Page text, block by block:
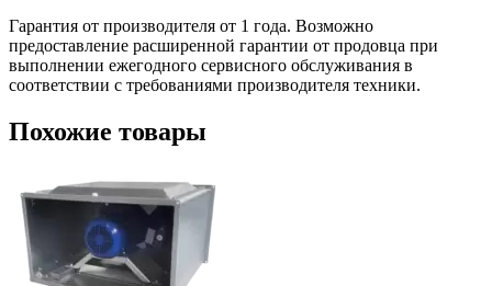
Гарантия от производителя от 1 года. Возможно
предоставление расширенной гарантии от продовца при
выполнении ежегодного сервисного обслуживания в
соответствии с требованиями производителя техники.
Похожие товары